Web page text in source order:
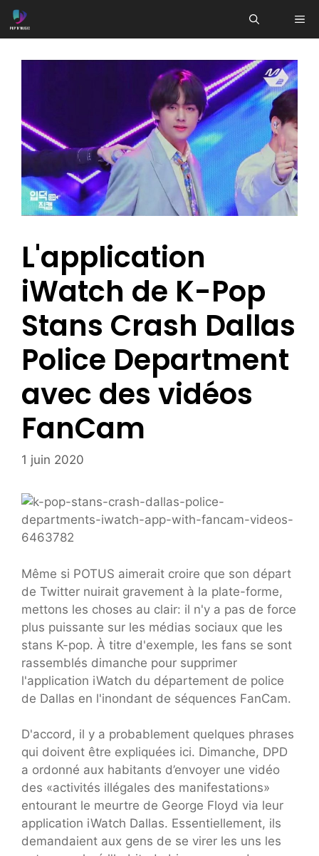
Aller
au
L'application
iWatch de K-Pop
Stans Crash Dallas
Police Department
avec des vidéos
FanCam
1 juin 2020
Même si POTUS aimerait croire que son départ
de Twitter nuirait gravement à la plate-forme,
mettons les choses au clair: il n'y a pas de force
plus puissante sur les médias sociaux que les
stans K-pop. À titre d'exemple, les fans se sont
rassemblés dimanche pour supprimer
l'application iWatch du département de police
de Dallas en l'inondant de séquences FanCam.
D'accord, il y a probablement quelques phrases
qui doivent être expliquées ici. Dimanche, DPD
a ordonné aux habitants d’envoyer une vidéo
des «activités illégales des manifestations»
entourant le meurtre de George Floyd via leur
application iWatch Dallas. Essentiellement, ils
demandaient aux gens de se virer les uns les